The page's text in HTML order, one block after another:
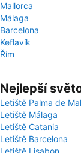
Mallorca
Málaga
Barcelona
Keflavík
Řím
Nejlepší
Letiště Palma de
Letiště Málaga
Letiště Catania
Letiště Barcelona
Letiště Lisabon